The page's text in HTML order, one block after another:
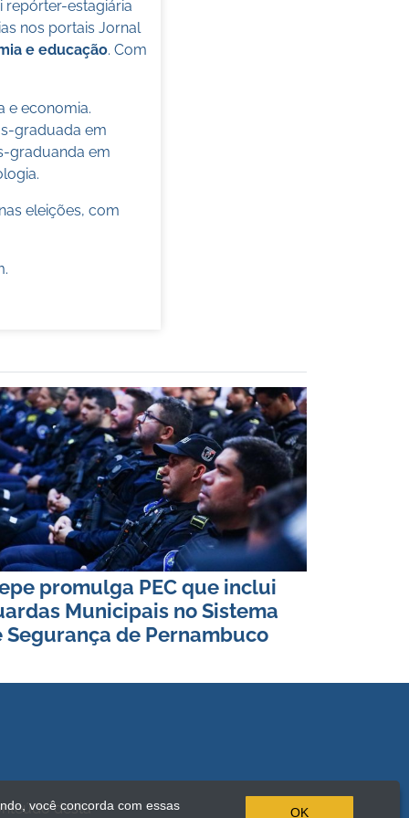
repórter-estagiária
nos portais Jornal
e educação. Com
e economia.
graduada em
graduanda em
eleições, com
.
promulga PEC que inclui
Municipais no Sistema
Segurança de Pernambuco
desta
você concorda com essas OK